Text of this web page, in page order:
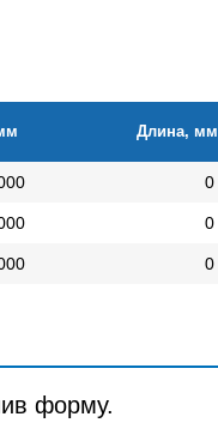
Длина, мм
0
0
0
форму.